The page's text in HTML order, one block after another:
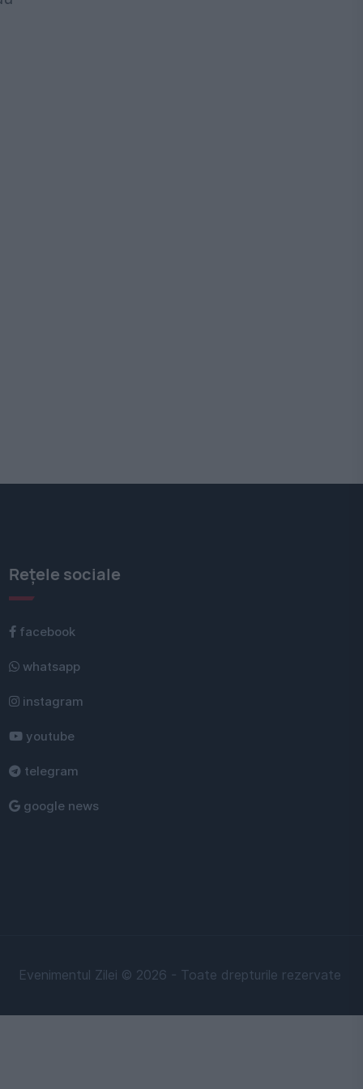
Rețele sociale
facebook
whatsapp
instagram
youtube
telegram
google news
Evenimentul Zilei © 2026 - Toate drepturile rezervate